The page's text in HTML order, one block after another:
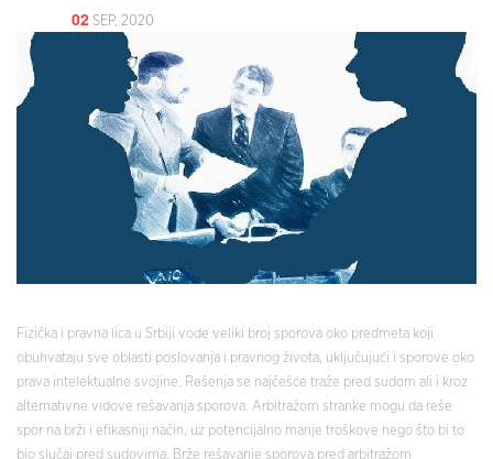
02 SEP, 2020
Fizička i pravna lica u Srbiji vode veliki broj sporova oko predmeta koji
obuhvataju sve oblasti poslovanja i pravnog života, uključujući i sporove oko
prava intelektualne svojine. Rešenja se najčešće traže pred sudom ali i kroz
alternativne vidove rešavanja sporova. Arbitražom stranke mogu da reše
spor na brži i efikasniji način, uz potencijalno manje troškove nego što bi to
bio slučaj pred sudovima. Brže rešavanje sporova pred arbitražom